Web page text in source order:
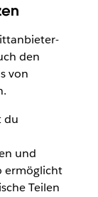
den
von
du
und
ermöglicht
Teilen